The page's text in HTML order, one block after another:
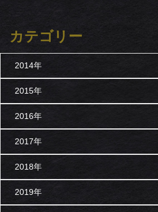
カテゴリー
2014年
2015年
2016年
2017年
2018年
2019年